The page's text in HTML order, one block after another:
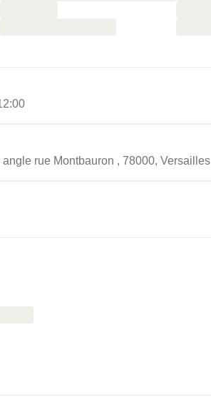
rue Montbauron , 78000, Versailles